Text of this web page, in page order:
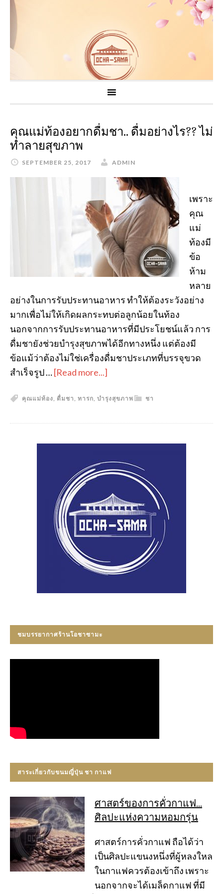
คุณแม่ท้องอยากดื่มชา.. ดื่มอย่างไร?? ไม่
ทำลายสุขภาพ
SEPTEMBER 25, 2017 ADMIN
เพราะ
คุณ
แม่
ท้องมี
ข้อ
ห้าม
หลาย
อย่างในการรับประทานอาหาร ทำให้ต้องระวังอย่าง
มากเพื่อไม่ให้เกิดผลกระทบต่อลูกน้อยในท้อง
นอกจากการรับประทานอาหารที่มีประโยชน์แล้ว การ
ดื่มชายังช่วยบำรุงสุขภาพได้อีกทางหนึ่ง แต่ต้องมี
ข้อแม้ว่าต้องไม่ใช่เครื่องดื่มชาประเภทที่บรรจุขวด
สำเร็จรูป …[Read more...]
ชา
คุณแม่ท้อง, ดื่มชา, ทารก, บำรุงสุขภาพ
ชมบรรยากาศร้านโอชาซามะ
สาระเกี่ยวกับขนมญี่ปุ่น ชา กาแฟ
ศาสตร์ของการคั่วกาแฟ…
ศิลปะแห่งความหอมกรุ่น
ศาสตร์การคั่วกาแฟ ถือได้ว่า
เป็นศิลปะแขนงหนึ่งที่ผู้หลงใหล
ในกาแฟควรต้องเข้าถึง เพราะ
นอกจากจะได้เมล็ดกาแฟ ที่มี